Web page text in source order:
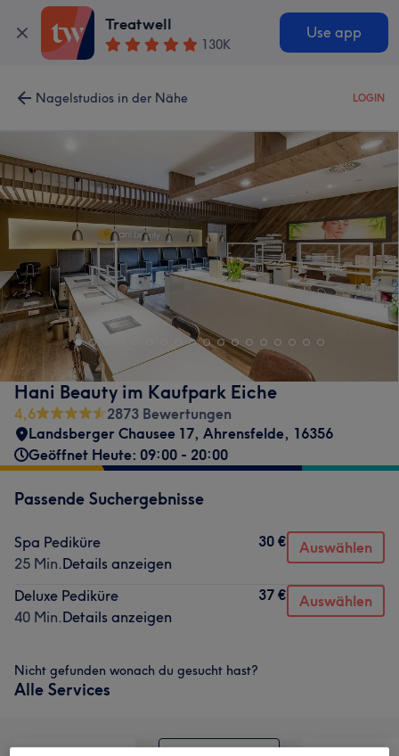
Treatwell
130K
Use app
Nagelstudios in der Nähe LOGIN
Hani Beauty im Kaufpark Eiche
4,6
2873 Bewertungen
Landsberger Chausee 17, Ahrensfelde, 16356
Geöffnet Heute: 09:00 - 20:00
Passende Suchergebnisse
Spa Pediküre
25 Min.Details anzeigen
30 € Auswählen
Deluxe Pediküre
40 Min.Details anzeigen
37 € Auswählen
Nicht gefunden wonach du gesucht hast?
Alle Services